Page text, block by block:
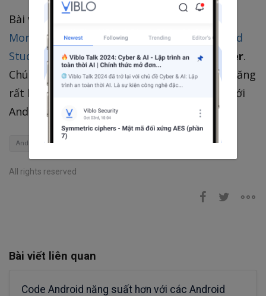
Bài viết này được dịch ra từ bài viết
More Code by Writing Less Code with Android
Studio Live Templatescủa tác giảReto Meier.
Chúc các bạn sẽ thành thục việc dùng chức năng
rất hữu ích này và sẽ làm việc hiệu quả hơn với
Android Studio!
Android
All rights reserved
Bài viết liên quan
Code Android năng suất hơn với các Android